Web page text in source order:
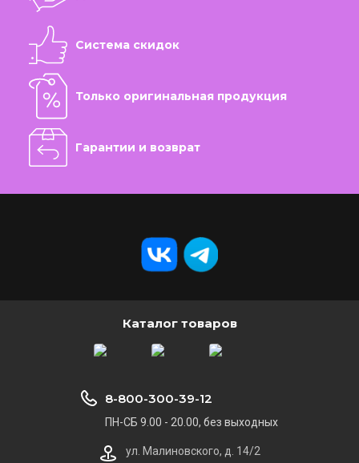
Система скидок
Только оригинальная продукция
Гарантии и возврат
Каталог товаров
8-800-300-39-12
ПН-СБ 9.00 - 20.00, без выходных
ул. Малиновского, д. 14/2